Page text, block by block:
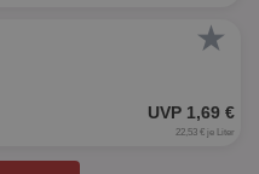
★
UVP 1,69 €
22,53 € je Liter